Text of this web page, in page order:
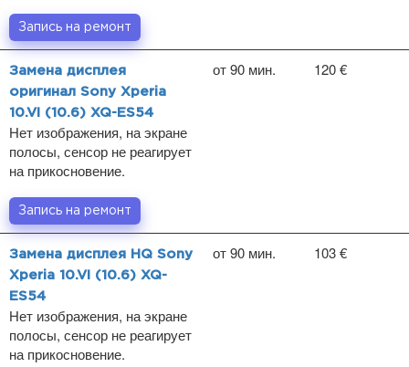
Запись на ремонт
Замена дисплея
оригинал Sony Xperia
10.VI (10.6) XQ-ES54
Нет изображения, на экране
полосы, сенсор не реагирует
на прикосновение.
от 90 мин. 120 €
Запись на ремонт
Замена дисплея HQ Sony
Xperia 10.VI (10.6) XQ-
ES54
Нет изображения, на экране
полосы, сенсор не реагирует
на прикосновение.
от 90 мин. 103 €